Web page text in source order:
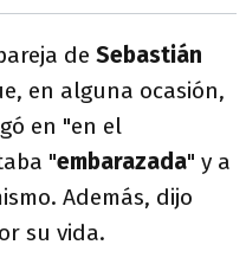
de Sebastián
en alguna ocasión,
en "en el
"embarazada" y a
Además, dijo
su vida.